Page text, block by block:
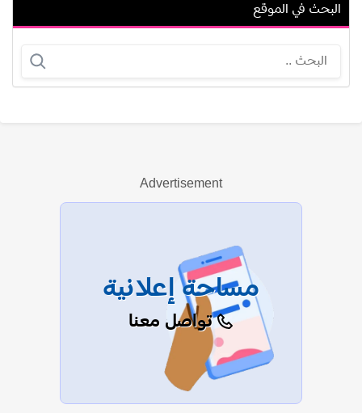
ماجد عيسى
عرض الكل
البحث في الموقع
Advertisement
مساحة إعلانية
تواصل معنا